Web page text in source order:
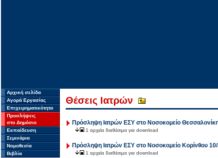
Αρχική σελίδα
Αγορά Εργασίας
Επιχειρηματικότητα
Προσλήψεις
στο Δημόσιο
Εκπαίδευση
Σεμινάρια
Νομοθεσία
Βιβλία
Θέσεις Ιατρών
Πρόσληψη Ιατρών ΕΣΥ στο Νοσοκομείο
1 αρχεία διαθέσιμα για download
Πρόσληψη Ιατρών ΕΣΥ στο Νοσοκομείο Κορίνθου
1 αρχεία διαθέσιμα για download